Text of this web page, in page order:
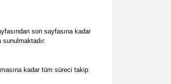
son sayfasına kadar
kadar tüm süreci takip